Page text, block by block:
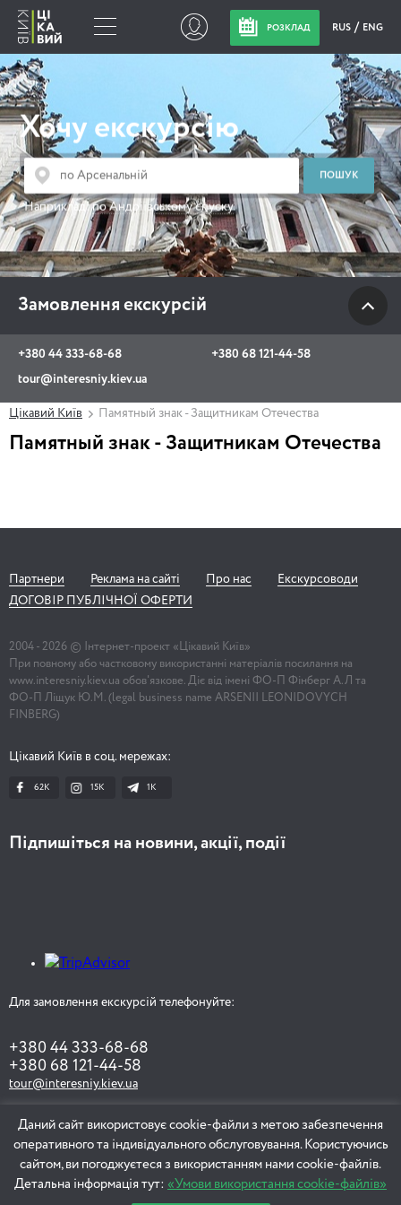
РОЗКЛАД RUS ENG
Хочу екскурсію
Наприклад:по Андріївському спуску
Замовлення екскурсій
+380 44 333-68-68
+380 68 121-44-58
tour@interesniy.kiev.ua
Замовлення
екскурсій
+380 44 333-68-68
+380 68 121-44-58
tour@interesniy.kiev.ua
з 10.00 до 19:30 щоденно
Viber WhatsApp
Цікавий Київ Памятный знак - Защитникам Отечества
Памятный знак - Защитникам Отечества
Партнери Реклама на сайті Про нас
Екскурсоводи
ДОГОВІР ПУБЛІЧНОЇ ОФЕРТИ
2004 - 2026 © Інтернет-проект «Цікавий Київ»
При повному або частковому використанні матеріалів посилання на
www.interesniy.kiev.ua обов'язкове. Діє від імені ФО-П Фінберг А.Л та
ФО-П Ліщук Ю.М. (legal business name ARSENII LEONIDOVYCH
FINBERG)
Цікавий Київ в соц. мережах:
62K 15K 1К
Підпишіться на новини, акції, події
Для замовлення екскурсій телефонуйте:
+380 44 333-68-68
+380 68 121-44-58
tour@interesniy.kiev.ua
ЗАМОВИТИ ЕКСКУРСІЮ
Даний сайт використовує cookie-файли з метою забезпечення
оперативного та індивідуального обслуговування. Користуючись
сайтом, ви погоджуєтеся з використанням нами cookie-файлів.
Детальна інформація тут: «Умови використання cookie-файлів»